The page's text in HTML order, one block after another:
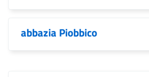
abbazia Piobbico